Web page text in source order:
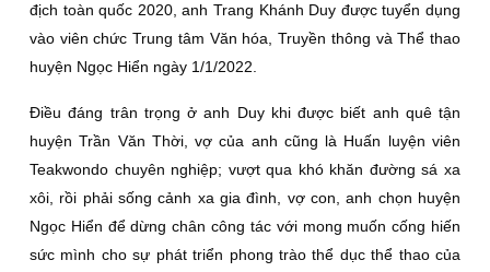
địch toàn quốc 2020, anh Trang Khánh Duy được tuyển dụng
vào viên chức Trung tâm Văn hóa, Truyền thông và Thể thao
huyện Ngọc Hiển ngày 1/1/2022.
Điều đáng trân trọng ở anh Duy khi được biết anh quê tận
huyện Trần Văn Thời, vợ của anh cũng là Huấn luyện viên
Teakwondo chuyên nghiệp; vượt qua khó khăn đường sá xa
xôi, rồi phải sống cảnh xa gia đình, vợ con, anh chọn huyện
Ngọc Hiển để dừng chân công tác với mong muốn cống hiến
sức mình cho sự phát triển phong trào thể dục thể thao của